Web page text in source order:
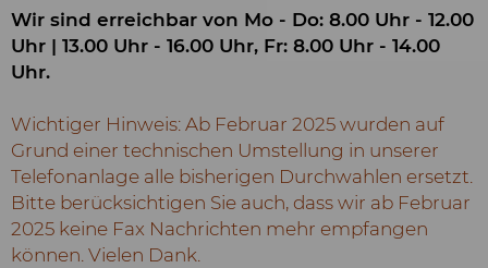
Wir sind erreichbar von Mo - Do: 8.00 Uhr - 12.00
Uhr | 13.00 Uhr - 16.00 Uhr, Fr: 8.00 Uhr - 14.00
Uhr.
Wichtiger Hinweis: Ab Februar 2025 wurden auf
Grund einer technischen Umstellung in unserer
Telefonanlage alle bisherigen Durchwahlen ersetzt.
Bitte berücksichtigen Sie auch, dass wir ab Februar
2025 keine Fax Nachrichten mehr empfangen
können. Vielen Dank.